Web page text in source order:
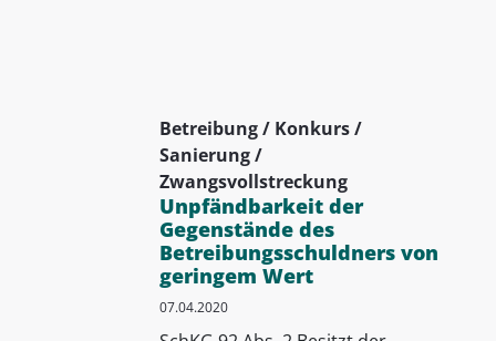
Betreibung / Konkurs /
Sanierung /
Zwangsvollstreckung
Unpfändbarkeit der
Gegenstände des
Betreibungsschuldners von
geringem Wert
07.04.2020